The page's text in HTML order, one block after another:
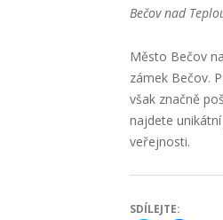
Bečov nad
Město Bečov
zámek Bečov.
však značně
najdete
veřejnosti.
SDÍLEJTE: